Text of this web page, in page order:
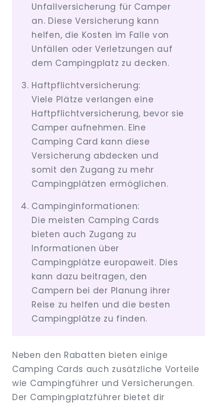
Unfallversicherung für Camper
an. Diese Versicherung kann
helfen, die Kosten im Falle von
Unfällen oder Verletzungen auf
dem Campingplatz zu decken.
Haftpflichtversicherung:
Viele Plätze verlangen eine
Haftpflichtversicherung, bevor sie
Camper aufnehmen. Eine
Camping Card kann diese
Versicherung abdecken und
somit den Zugang zu mehr
Campingplätzen ermöglichen.
Campinginformationen:
Die meisten Camping Cards
bieten auch Zugang zu
Informationen über
Campingplätze europaweit. Dies
kann dazu beitragen, den
Campern bei der Planung ihrer
Reise zu helfen und die besten
Campingplätze zu finden.
Neben den Rabatten bieten einige
Camping Cards auch zusätzliche Vorteile
wie Campingführer und Versicherungen.
Der Campingplatzführer bietet dir